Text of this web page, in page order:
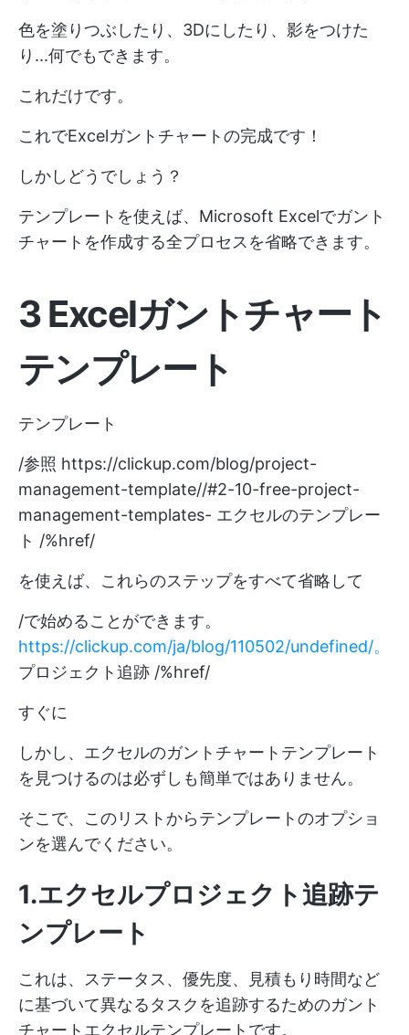
色を塗りつぶしたり、3Dにしたり、影をつけた
り...何でもできます。
これだけです。
これでExcelガントチャートの完成です！
しかしどうでしょう？
テンプレートを使えば、Microsoft Excelでガント
チャートを作成する全プロセスを省略できます。
3 Excelガントチャート
テンプレート
テンプレート
/参照 https://clickup.com/blog/project-
management-template//#2-10-free-project-
management-templates- エクセルのテンプレー
ト /%href/
を使えば、これらのステップをすべて省略して
/で始めることができます。
https://clickup.com/ja/blog/110502/undefined/。
プロジェクト追跡 /%href/
すぐに
しかし、エクセルのガントチャートテンプレート
を見つけるのは必ずしも簡単ではありません。
そこで、このリストからテンプレートのオプショ
ンを選んでください。
1.エクセルプロジェクト追跡テ
ンプレート
これは、ステータス、優先度、見積もり時間など
に基づいて異なるタスクを追跡するためのガント
チャートエクセルテンプレートです。